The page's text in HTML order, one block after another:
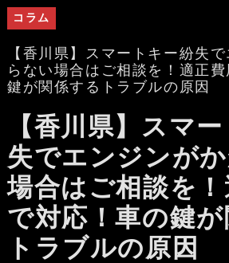
コラム
【香川県】スマートキー紛失
らない場合はご相談を！適正
鍵が関係するトラブルの原因
【香川県】スマ
失でエンジンが
場合はご相談を！
で対応！車の鍵
トラブルの原因